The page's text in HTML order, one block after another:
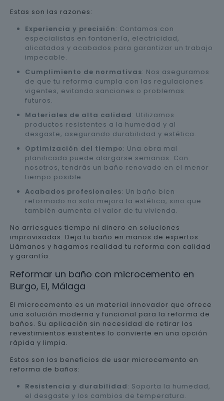
Estas son las razones:
Experiencia y precisión: Contamos con
especialistas en fontanería, electricidad,
alicatados y acabados para garantizar un trabajo
impecable.
Cumplimiento de normativas: Nos aseguramos
de que tu reforma cumpla con las regulaciones
vigentes, evitando sanciones o problemas
futuros.
Materiales de alta calidad: Utilizamos
productos resistentes a la humedad y al
desgaste, asegurando durabilidad y estética.
Optimización del tiempo: Una obra mal
planificada puede alargarse semanas. Con
nosotros, tendrás un baño renovado en el menor
tiempo posible.
Acabados profesionales: Un baño bien
reformado no solo mejora la estética, sino que
también aumenta el valor de tu vivienda.
No arriesgues tiempo ni dinero en soluciones
improvisadas. Deja tu baño en manos de expertos.
Llámanos y hagamos realidad tu reforma con calidad
y garantía.
Reformar un baño con microcemento en
Burgo, El, Málaga
El microcemento es un material innovador que ofrece
una solución moderna y funcional para la reforma de
baños. Su aplicación sin necesidad de retirar los
revestimientos existentes lo convierte en una opción
rápida y limpia.
Estos son los beneficios de usar microcemento en
reforma de baños:
Resistencia y durabilidad: Soporta la humedad,
el desgaste y los cambios de temperatura.